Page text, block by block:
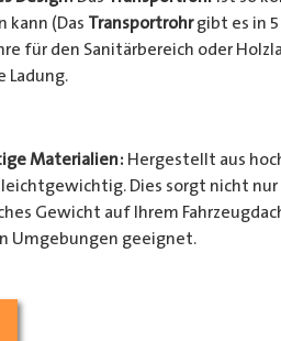
kann (Das Transportrohrgibt es in 5
für den Sanitärbereich oder
Ladung.
Materialien: Hergestellt aus
leichtgewichtig. Dies sorgt nicht
Gewicht auf Ihrem
Umgebungen geeignet.
Anwendungsmöglichkeiten: